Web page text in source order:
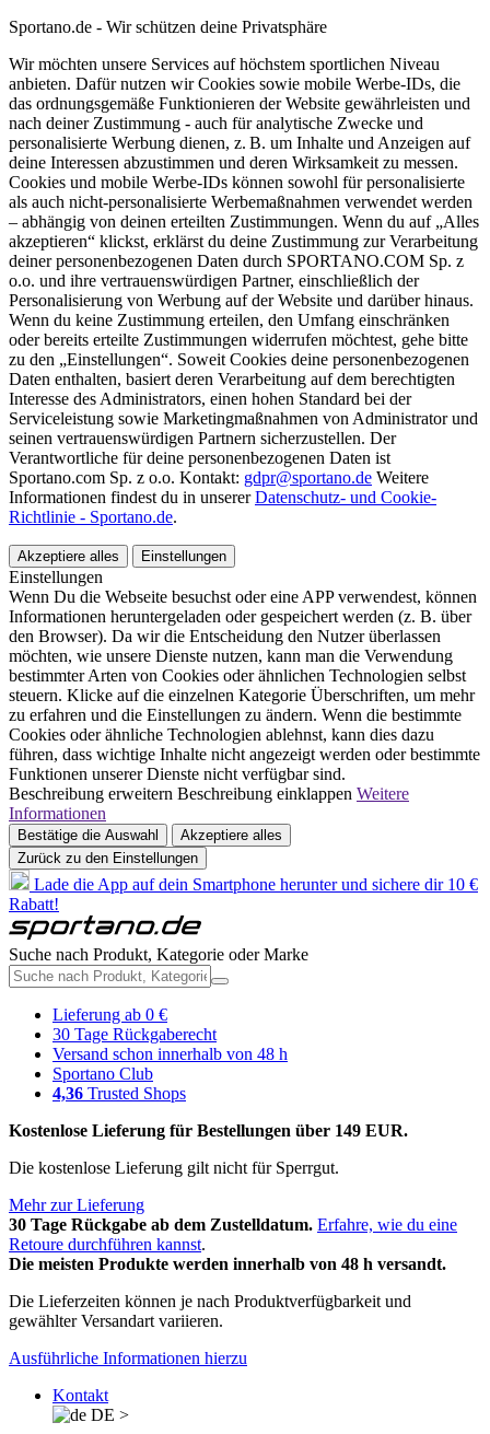
Sportano.de - Wir schützen deine Privatsphäre
Wir möchten unsere Services auf höchstem sportlichen Niveau
anbieten. Dafür nutzen wir Cookies sowie mobile Werbe-IDs, die
das ordnungsgemäße Funktionieren der Website gewährleisten und
nach deiner Zustimmung - auch für analytische Zwecke und
personalisierte Werbung dienen, z. B. um Inhalte und Anzeigen auf
deine Interessen abzustimmen und deren Wirksamkeit zu messen.
Cookies und mobile Werbe-IDs können sowohl für personalisierte
als auch nicht-personalisierte Werbemaßnahmen verwendet werden
– abhängig von deinen erteilten Zustimmungen. Wenn du auf „Alles
akzeptieren“ klickst, erklärst du deine Zustimmung zur Verarbeitung
deiner personenbezogenen Daten durch SPORTANO.COM Sp. z
o.o. und ihre vertrauenswürdigen Partner, einschließlich der
Personalisierung von Werbung auf der Website und darüber hinaus.
Wenn du keine Zustimmung erteilen, den Umfang einschränken
oder bereits erteilte Zustimmungen widerrufen möchtest, gehe bitte
zu den „Einstellungen“. Soweit Cookies deine personenbezogenen
Daten enthalten, basiert deren Verarbeitung auf dem berechtigten
Interesse des Administrators, einen hohen Standard bei der
Serviceleistung sowie Marketingmaßnahmen von Administrator und
seinen vertrauenswürdigen Partnern sicherzustellen. Der
Verantwortliche für deine personenbezogenen Daten ist
Sportano.com Sp. z o.o. Kontakt: gdpr@sportano.de Weitere
Informationen findest du in unsererDatenschutz- und Cookie-
Richtlinie - Sportano.de.
Akzeptiere alles Einstellungen
Einstellungen
Wenn Du die Webseite besuchst oder eine APP verwendest, können
Informationen heruntergeladen oder gespeichert werden (z. B. über
den Browser). Da wir die Entscheidung den Nutzer überlassen
möchten, wie unsere Dienste nutzen, kann man die Verwendung
bestimmter Arten von Cookies oder ähnlichen Technologien selbst
steuern. Klicke auf die einzelnen Kategorie Überschriften, um mehr
zu erfahren und die Einstellungen zu ändern. Wenn die bestimmte
Cookies oder ähnliche Technologien ablehnst, kann dies dazu
führen, dass wichtige Inhalte nicht angezeigt werden oder bestimmte
Funktionen unserer Dienste nicht verfügbar sind.
Beschreibung erweitern Beschreibung einklappen Weitere
Informationen
Bestätige die Auswahl
Akzeptiere alles
Zurück zu den Einstellungen
Lade die App auf dein Smartphone herunter und sichere dir 10 €
Rabatt!
Suche nach Produkt, Kategorie oder Marke
Lieferung ab 0 €
30 Tage Rückgaberecht
Versand schon innerhalb von 48 h
Sportano Club
4,36 Trusted Shops
Kostenlose Lieferung für Bestellungen über 149 EUR.
Die kostenlose Lieferung gilt nicht für Sperrgut.
Mehr zur Lieferung
30 Tage Rückgabe ab dem Zustelldatum. Erfahre, wie du eine
Retoure durchführen kannst.
Die meisten Produkte werden innerhalb von 48 h versandt.
Die Lieferzeiten können je nach Produktverfügbarkeit und
gewählter Versandart variieren.
Ausführliche Informationen hierzu
Kontakt
DE >